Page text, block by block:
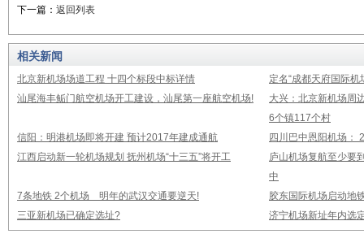
下一篇： 返回列表
相关新闻
北京新机场场道工程 十四个标段中标详情
定名“成都天府国际
汕尾海丰鲘门航空机场开工建设，汕尾第一座航空机场!
大兴：北京新机场周
6个镇117个村
信阳：明港机场即将开建 预计2017年建成通航
四川巴中恩阳机场：
江西启动新一轮机场规划 抚州机场“十三五”将开工
庐山机场复航至少要
中
7条地铁 2个机场 明年的武汉交通要逆天!
胶东国际机场启动地
三亚新机场已确定选址?
济宁机场新址年内选